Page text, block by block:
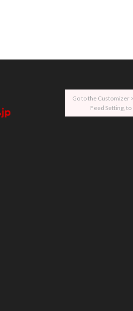
Go to the Customizer
Feed Setting,